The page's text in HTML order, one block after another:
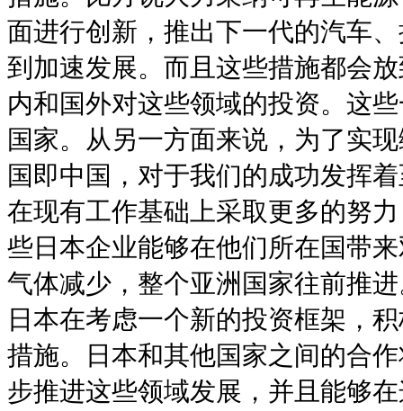
面进行创新，推出下一代的汽车
到加速发展。而且这些措施都会
内和国外对这些领域的投资。这
国家。从另一方面来说，为了实
国即中国，对于我们的成功发挥
在现有工作基础上采取更多的努
些日本企业能够在他们所在国带
气体减少，整个亚洲国家往前推
日本在考虑一个新的投资框架，
措施。日本和其他国家之间的合
步推进这些领域发展，并且能够